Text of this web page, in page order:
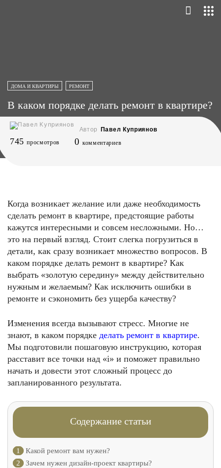
ДОМА И КВАРТИРЫ РЕМОНТ
В каком порядке делать ремонт в квартире?
Автор Павел Куприянов
745 просмотров 0 комментариев
Когда возникает желание или даже необходимость
сделать ремонт в квартире, предстоящие работы
кажутся интересными и совсем несложными. Но…
это на первый взгляд. Стоит слегка погрузиться в
детали, как сразу возникает множество вопросов. В
каком порядке делать ремонт в квартире? Как
выбрать «золотую середину» между действительно
нужным и желаемым? Как исключить ошибки в
ремонте и сэкономить без ущерба качеству?
Изменения всегда вызывают стресс. Многие не
знают, в каком порядке делать ремонт в квартире.
Мы подготовили пошаговую инструкцию, которая
расставит все точки над «i» и поможет правильно
начать и довести этот сложный процесс до
запланированного результата.
Содержание статьи
1
Какой ремонт вам нужен?
2
Зачем нужен дизайн-проект квартиры?